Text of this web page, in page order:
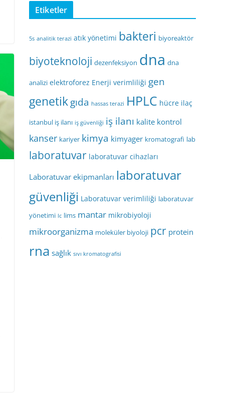
Etiketler
5s analitik terazi atık yönetimi bakteri biyoreaktör
biyoteknoloji dezenfeksiyon dna dna
analizi elektroforez Enerji verimliliği gen
genetikgıda hassas terazi HPLC hücre ilaç
istanbul iş ilanı iş güvenliği iş ilanı kalite kontrol
kanser kariyer kimya kimyager kromatografi lab
laboratuvar laboratuvar cihazları
Laboratuvar ekipmanları laboratuvar
güvenliği Laboratuvar verimliliği laboratuvar
yönetimi lc lims mantar mikrobiyoloji
mikroorganizma moleküler biyoloji pcr protein
rna sağlık sıvı kromatografisi